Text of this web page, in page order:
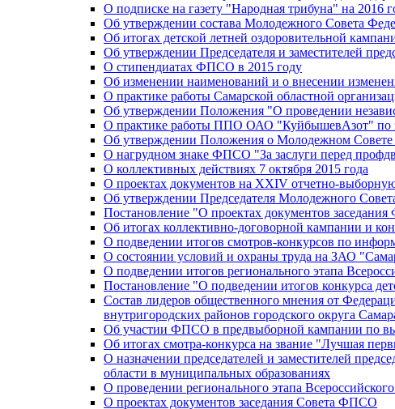
О подписке на газету "Народная трибуна" на 2016
Об утверждении состава Молодежного Совета
Об итогах детской летней оздоровительной
Об утверждении Председателя и заместителей
О стипендиатах ФПСО в 2015 году
Об изменении наименований и о внесении
О практике работы Самарской областной
Об утверждении Положения "О проведении
О практике работы ППО ОАО "КуйбышевАзот" по
Об утверждении Положения о Молодежном Совете
О нагрудном знаке ФПСО "За заслуги перед
О коллективных действиях 7 октября 2015 года
О проектах документов на XXIV отчетно-
Об утверждении Председателя Молодежного
Постановление "О проектах документов
Об итогах коллективно-договорной кампании и
О подведении итогов смотров-конкурсов по
О состоянии условий и охраны труда на ЗАО
О подведении итогов регионального этапа
Постановление "О подведении итогов конкурса
Состав лидеров общественного мнения от
внутригородских районов городского округа
Об участии ФПСО в предвыборной кампании по
Об итогах смотра-конкурса на звание "Лучшая
О назначении председателей и заместителей
области в муниципальных образованиях
О проведении регионального этапа
О проектах документов заседания Совета ФПСО